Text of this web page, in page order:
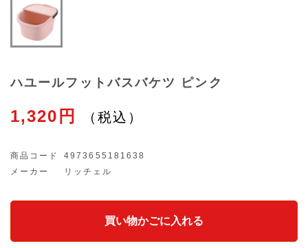
ハユールフットバスバケツ ピンク
1,320円
商品コード
4973655181638
メーカー
リッチェル